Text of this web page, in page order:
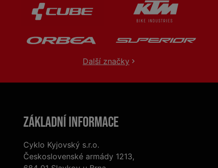
Další značky
Základní informace
Cyklo Kyjovský s.r.o.
Československé armády 1213,